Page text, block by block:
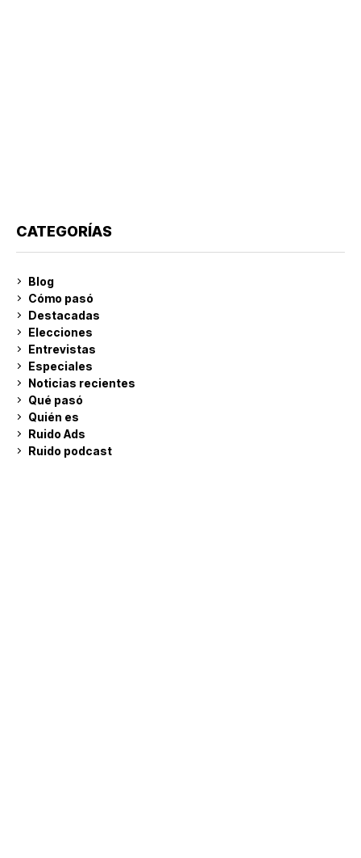
CATEGORÍAS
Blog
Cómo pasó
Destacadas
Elecciones
Entrevistas
Especiales
Noticias recientes
Qué pasó
Quién es
Ruido Ads
Ruido podcast